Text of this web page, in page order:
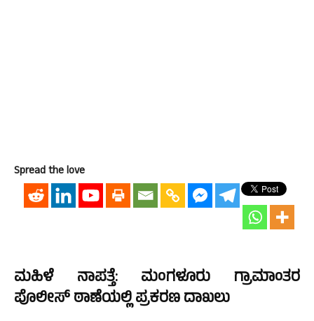
Spread the love
ಮಹಿಳೆ ನಾಪತ್ತೆ: ಮಂಗಳೂರು ಗ್ರಾಮಾಂತರ
ಪೊಲೀಸ್ ಠಾಣೆಯಲ್ಲಿ ಪ್ರಕರಣ ದಾಖಲು